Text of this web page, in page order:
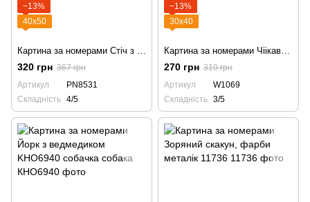
−13%
40х50
320 грн 367 грн
Артикул
PN8531
Складність 4/5
−13%
30х40
270 грн 310 грн
Артикул
W1069
Складність 3/5